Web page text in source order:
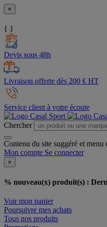
×
{ }
Devis sous 48h
Livraison offerte dès 200 € HT
Service client à votre écoute
Chercher
Contenu du site suggéré et
Mon compte Se connecter
×
% nouveau(x) produit(s) :
Voir mon panier
Poursuivre mes achats
Tous nos produits